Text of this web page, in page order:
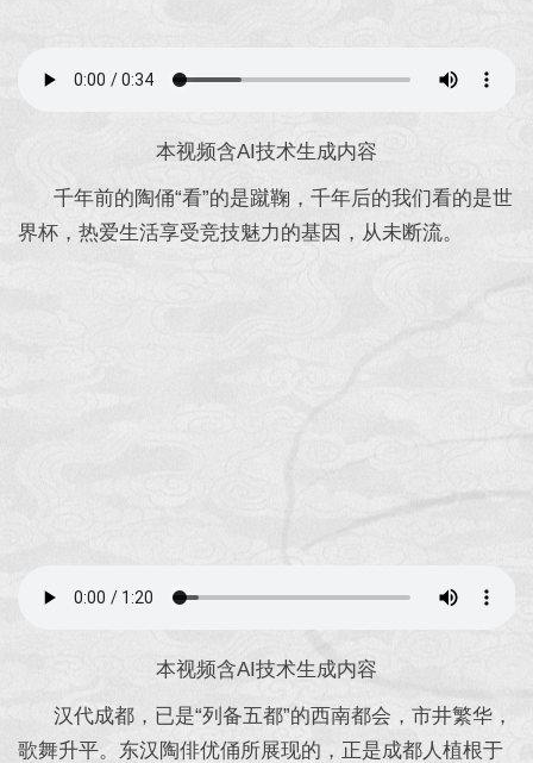
本视频含AI技术生成内容
千年前的陶俑“看”的是蹴鞠，千年后的我们看的是世
界杯，热爱生活享受竞技魅力的基因，从未断流。
本视频含AI技术生成内容
汉代成都，已是“列备五都”的西南都会，市井繁华，
歌舞升平。东汉陶俳优俑所展现的，正是成都人植根于